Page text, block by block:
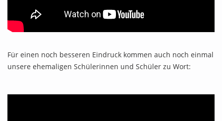
Für einen noch besseren Eindruck kommen auch noch einmal
unsere ehemaligen Schülerinnen und Schüler zu Wort: